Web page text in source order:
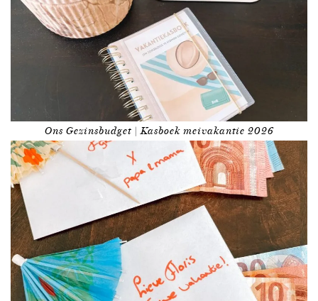
Ons Gezinsbudget | Kasboek meivakantie 2026